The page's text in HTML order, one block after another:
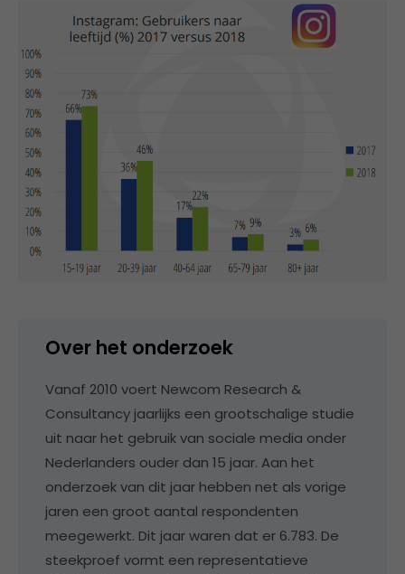
Over het onderzoek
Vanaf 2010 voert Newcom Research &
Consultancy jaarlijks een grootschalige studie
uit naar het gebruik van sociale media onder
Nederlanders ouder dan 15 jaar. Aan het
onderzoek van dit jaar hebben net als vorige
jaren een groot aantal respondenten
meegewerkt. Dit jaar waren dat er 6.783. De
steekproef vormt een representatieve